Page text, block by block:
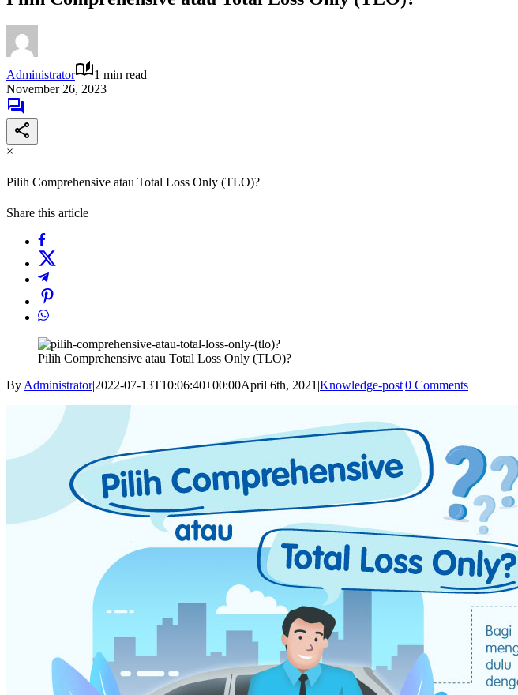
Administrator
1 min read
November 26, 2023
×
Pilih Comprehensive atau Total Loss Only (TLO)?
Share this article
Pilih Comprehensive atau Total Loss Only (TLO)?
By Administrator|2022-07-13T10:06:40+00:00April 6th, 2021 |Knowledge-post|0 Comments